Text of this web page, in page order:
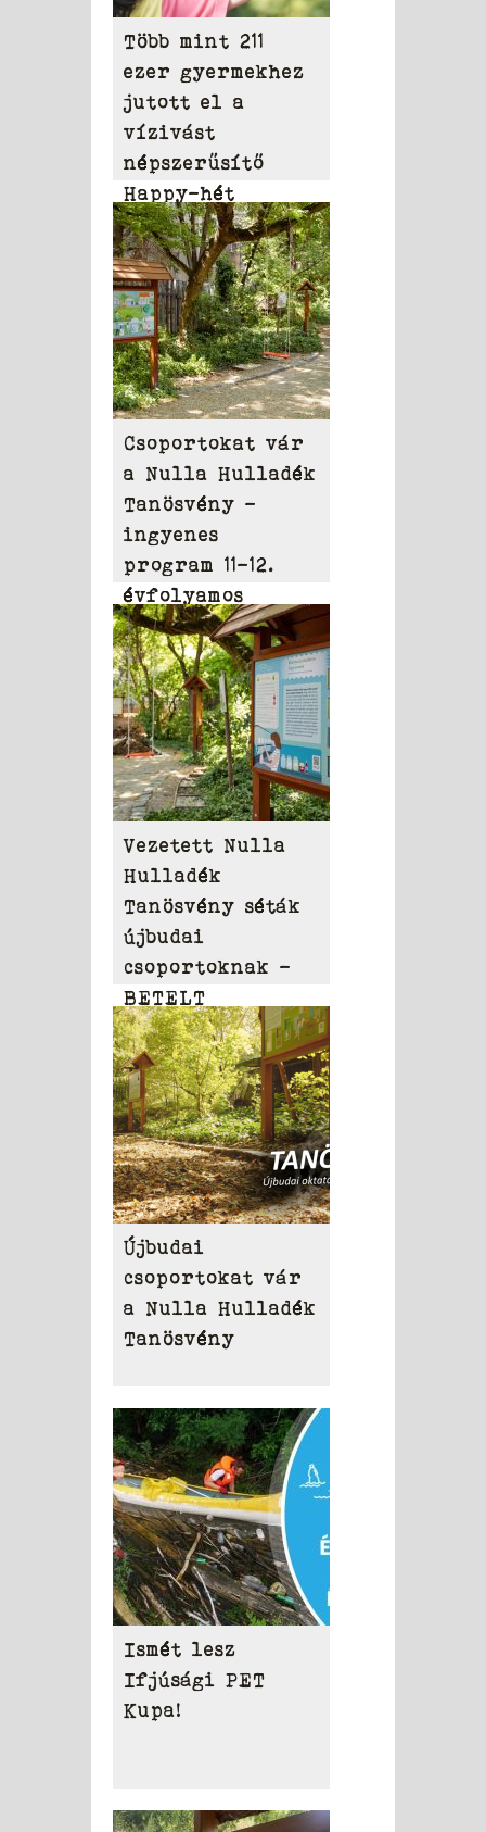
Több mint 211
ezer gyermekhez
jutott el a
vízivást
népszerűsítő
Happy-hét
üzenete
Csoportokat vár
a Nulla Hulladék
Tanösvény –
ingyenes
program 11-12.
évfolyamos
diákoknak
Vezetett Nulla
Hulladék
Tanösvény séták
újbudai
csoportoknak –
BETELT
Újbudai
csoportokat vár
a Nulla Hulladék
Tanösvény
Ismét lesz
Ifjúsági PET
Kupa!